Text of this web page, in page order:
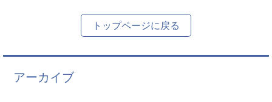
トップページに戻る
アーカイブ